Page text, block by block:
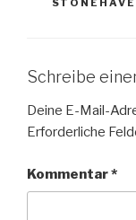
Schreibe
Deine E-Mail-
Erforderliche
Kommentar*